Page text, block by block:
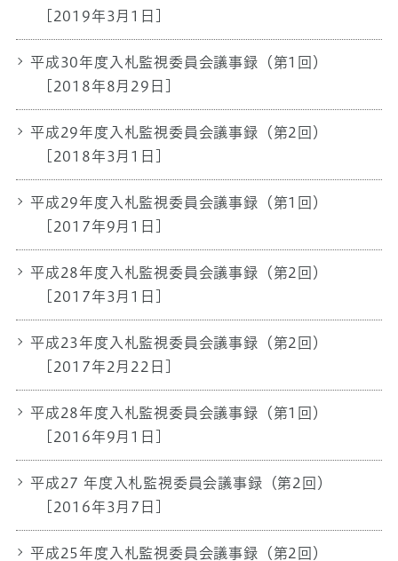
[2019年3月1日]
平成30年度入札監視委員会議事録（第1回）
[2018年8月29日]
平成29年度入札監視委員会議事録（第2回）
[2018年3月1日]
平成29年度入札監視委員会議事録（第1回）
[2017年9月1日]
平成28年度入札監視委員会議事録（第2回）
[2017年3月1日]
平成23年度入札監視委員会議事録（第2回）
[2017年2月22日]
平成28年度入札監視委員会議事録（第1回）
[2016年9月1日]
平成27 年度入札監視委員会議事録（第2回）
[2016年3月7日]
平成25年度入札監視委員会議事録（第2回）